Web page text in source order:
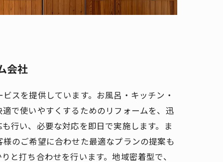
会社
スを提供しています。お風呂・キッチン・
で使いやすくするためのリフォームを、迅
行い、必要な対応を即日で実施します。ま
のご希望に合わせた最適なプランの提案も
と打ち合わせを行います。地域密着型で、